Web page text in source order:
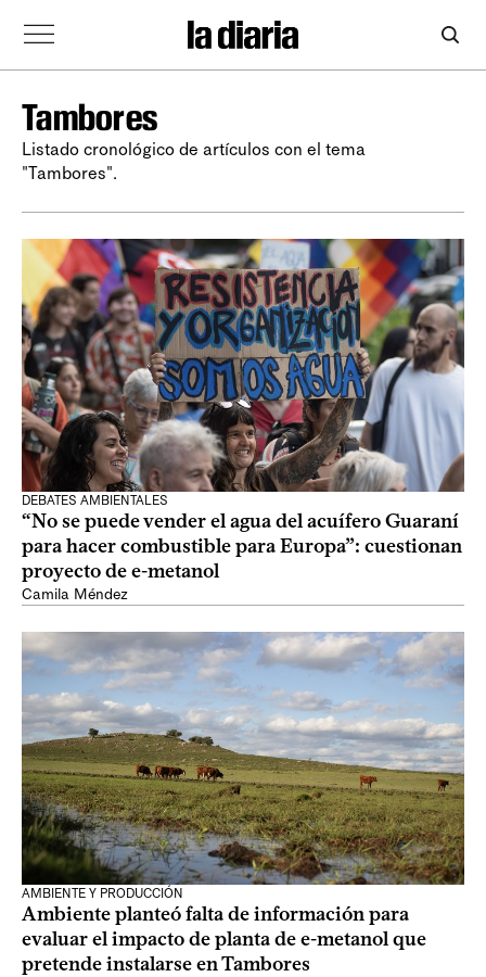
Tambores
Listado cronológico de artículos con el tema
"Tambores".
DEBATES AMBIENTALES
“No se puede vender el agua del acuífero Guaraní
para hacer combustible para Europa”: cuestionan
proyecto de e-metanol
Camila Méndez
AMBIENTE Y PRODUCCIÓN
Ambiente planteó falta de información para
evaluar el impacto de planta de e-metanol que
pretende instalarse en Tambores